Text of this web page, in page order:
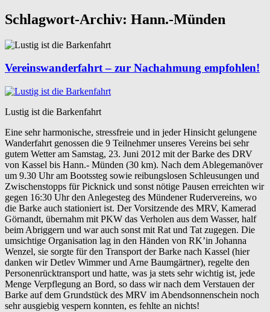
Schlagwort-Archiv: Hann.-Münden
Vereinswanderfahrt – zur Nachahmung empfohlen!
Lustig ist die Barkenfahrt
Eine sehr harmonische, stressfreie und in jeder Hinsicht gelungene
Wanderfahrt genossen die 9 Teilnehmer unseres Vereins bei sehr
gutem Wetter am Samstag, 23. Juni 2012 mit der Barke des DRV
von Kassel bis Hann.- Münden (30 km). Nach dem Ablegemanöver
um 9.30 Uhr am Bootssteg sowie reibungslosen Schleusungen und
Zwischenstopps für Picknick und sonst nötige Pausen erreichten wir
gegen 16:30 Uhr den Anlegesteg des Mündener Rudervereins, wo
die Barke auch stationiert ist. Der Vorsitzende des MRV, Kamerad
Görnandt, übernahm mit PKW das Verholen aus dem Wasser, half
beim Abriggern und war auch sonst mit Rat und Tat zugegen. Die
umsichtige Organisation lag in den Händen von RK’in Johanna
Wenzel, sie sorgte für den Transport der Barke nach Kassel (hier
danken wir Detlev Wimmer und Arne Baumgärtner), regelte den
Personenrücktransport und hatte, was ja stets sehr wichtig ist, jede
Menge Verpflegung an Bord, so dass wir nach dem Verstauen der
Barke auf dem Grundstück des MRV im Abendsonnenschein noch
sehr ausgiebig vespern konnten, es fehlte an nichts!